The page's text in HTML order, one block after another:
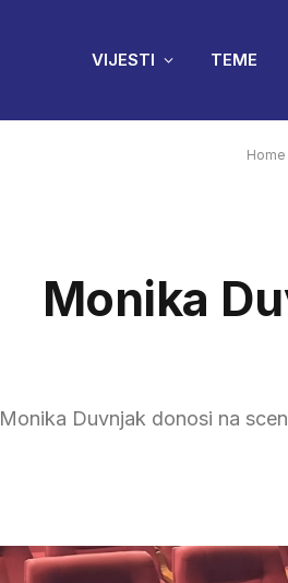
VIJESTI TEME
Home
Monika
Monika Duvnjak donosi na